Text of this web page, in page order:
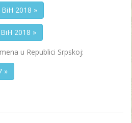
2018 »
2018 »
u Republici Srpskoj:
»